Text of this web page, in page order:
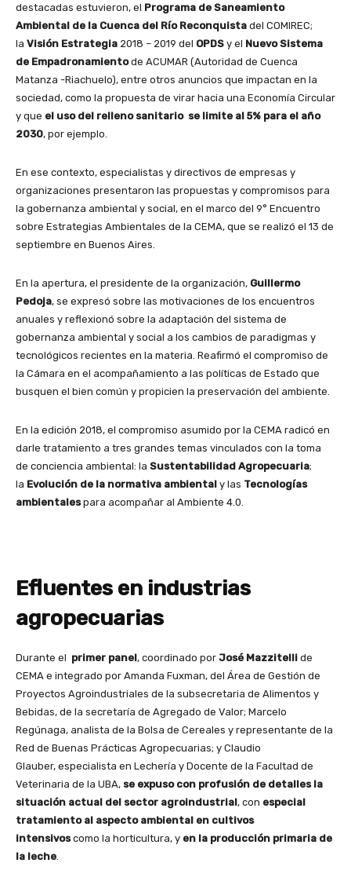
destacadas estuvieron, el Programa de Saneamiento
Ambiental de la Cuenca del Río Reconquista del COMIREC;
la Visión Estrategia 2018 – 2019 del OPDS y el Nuevo Sistema
de Empadronamientode ACUMAR (Autoridad de Cuenca
Matanza -Riachuelo), entre otros anuncios que impactan en la
sociedad, como la propuesta de virar hacia una Economía Circular
y que el uso del relleno sanitario se limite al 5% para el año
2030, por ejemplo.
En ese contexto, especialistas y directivos de empresas y
organizaciones presentaron las propuestas y compromisos para
la gobernanza ambiental y social, en el marco del 9° Encuentro
sobre Estrategias Ambientales de la CEMA, que se realizó el 13 de
septiembre en Buenos Aires.
En la apertura, el presidente de la organización, Guillermo
Pedoja, se expresó sobre las motivaciones de los encuentros
anuales y reflexionó sobre la adaptación del sistema de
gobernanza ambiental y social a los cambios de paradigmas y
tecnológicos recientes en la materia. Reafirmó el compromiso de
la Cámara en el acompañamiento a las políticas de Estado que
busquen el bien común y propicien la preservación del ambiente.
En la edición 2018, el compromiso asumido por la CEMA radicó en
darle tratamiento a tres grandes temas vinculados con la toma
de conciencia ambiental: la Sustentabilidad Agropecuaria;
la Evolución de la normativa ambiental y las Tecnologías
ambientalespara acompañar al Ambiente 4.0.
Efluentes en industrias
agropecuarias
Durante el primer panel, coordinado por José Mazzitelli de
CEMA e integrado por Amanda Fuxman, del Área de Gestión de
Proyectos Agroindustriales de la subsecretaria de Alimentos y
Bebidas, de la secretaría de Agregado de Valor; Marcelo
Regúnaga, analista de la Bolsa de Cereales y representante de la
Red de Buenas Prácticas Agropecuarias; y Claudio
Glauber, especialista en Lechería y Docente de la Facultad de
Veterinaria de la UBA, se expuso con profusión de detalles la
situación actual del sector agroindustrial, con especial
tratamiento al aspecto ambiental en cultivos
intensivoscomo la horticultura, y en la producción primaria de
la leche